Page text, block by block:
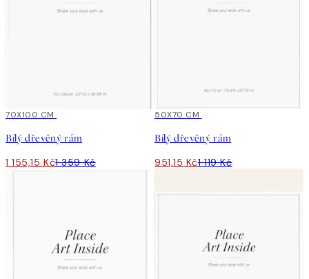
15%*
70X100 CM
Bílý dřevěný rám
1 155,15 Kč1 359 Kč
15%*
50X70 CM
Bílý dřevěný rám
951,15 Kč1 119 Kč